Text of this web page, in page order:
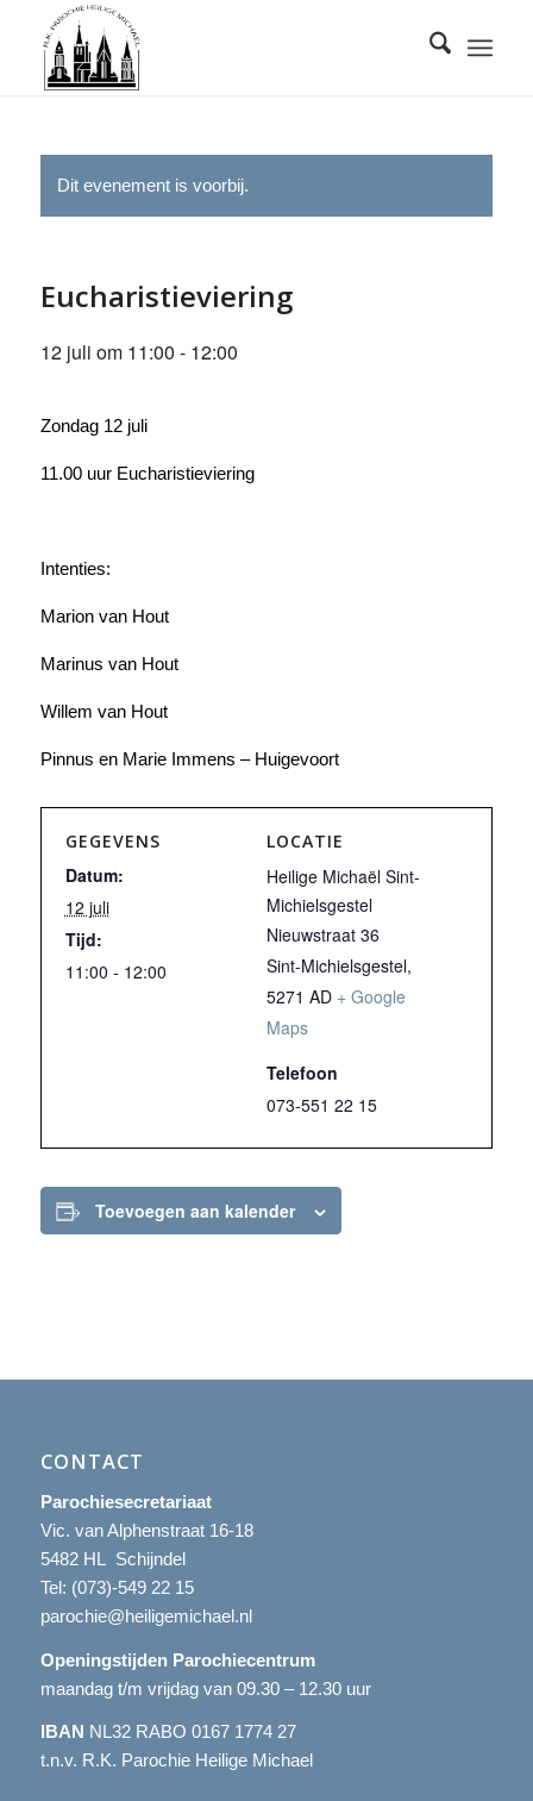
Dit evenement is voorbij.
Eucharistieviering
12 juli om 11:00 - 12:00
Zondag 12 juli
11.00 uur Eucharistieviering
Intenties:
Marion van Hout
Marinus van Hout
Willem van Hout
Pinnus en Marie Immens – Huigevoort
GEGEVENS
Datum:
12 juli
Tijd:
11:00 - 12:00
LOCATIE
Heilige Michaël Sint-
Michielsgestel
Nieuwstraat 36
Sint-Michielsgestel,
5271 AD + Google
Maps
Telefoon
073-551 22 15
Toevoegen aan kalender
CONTACT
Parochiesecretariaat
Vic. van Alphenstraat 16-18
5482 HL Schijndel
Tel: (073)-549 22 15
parochie@heiligemichael.nl
Openingstijden Parochiecentrum
maandag t/m vrijdag van 09.30 – 12.30 uur
IBAN NL32 RABO 0167 1774 27
t.n.v. R.K. Parochie Heilige Michael